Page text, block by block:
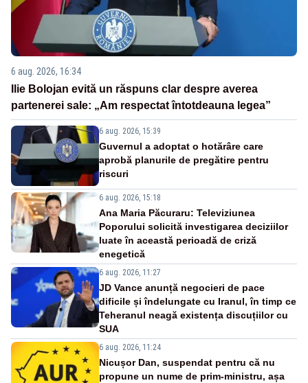
6 aug. 2026, 16:34
Ilie Bolojan evită un răspuns clar despre averea
partenerei sale: „Am respectat întotdeauna legea”
6 aug. 2026, 15:39
Guvernul a adoptat o hotărâre care
aprobă planurile de pregătire pentru
riscuri
6 aug. 2026, 15:18
Ana Maria Păcuraru: Televiziunea
Poporului solicită investigarea deciziilor
luate în această perioadă de criză
enegetică
6 aug. 2026, 11:27
JD Vance anunță negocieri de pace
dificile și îndelungate cu Iranul, în timp ce
Teheranul neagă existența discuțiilor cu
SUA
6 aug. 2026, 11:24
Nicușor Dan, suspendat pentru că nu
propune un nume de prim-ministru, așa